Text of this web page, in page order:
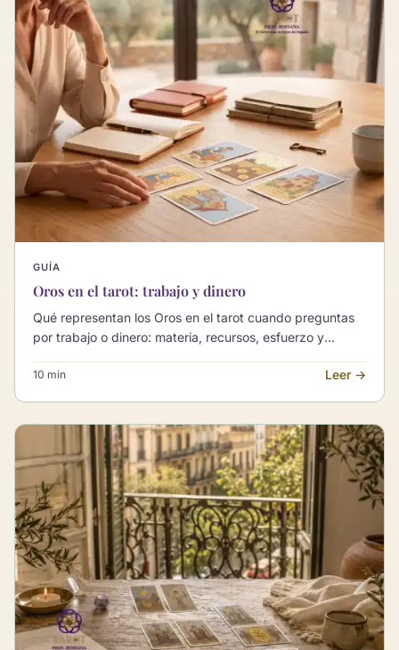
GUÍA
Oros en el tarot: trabajo y dinero
Qué representan los Oros en el tarot cuando preguntas
por trabajo o dinero: materia, recursos, esfuerzo y
oráculo de cifras.
10 min Leer →